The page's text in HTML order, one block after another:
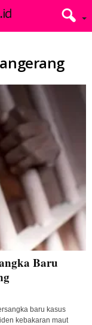
Baru
baru kasus
kebakaran maut